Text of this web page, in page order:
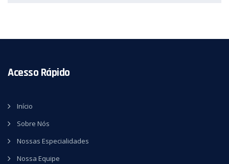
Acesso Rápido
Início
Sobre Nós
Nossas Especialidades
Nossa Equipe